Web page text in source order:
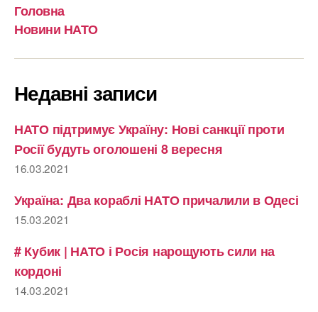
Головна
Новини НАТО
Недавні записи
НАТО підтримує Україну: Нові санкції проти
Росії будуть оголошені 8 вересня
16.03.2021
Україна: Два кораблі НАТО причалили в Одесі
15.03.2021
# Кубик | НАТО і Росія нарощують сили на
кордоні
14.03.2021